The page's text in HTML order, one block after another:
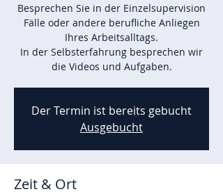
Besprechen Sie in der Einzelsupervision
Fälle oder andere berufliche Anliegen
Ihres Arbeitsalltags.
In der Selbsterfahrung besprechen wir
die Videos und Aufgaben.
Der Termin ist bereits gebucht
Ausgebucht
Zeit & Ort